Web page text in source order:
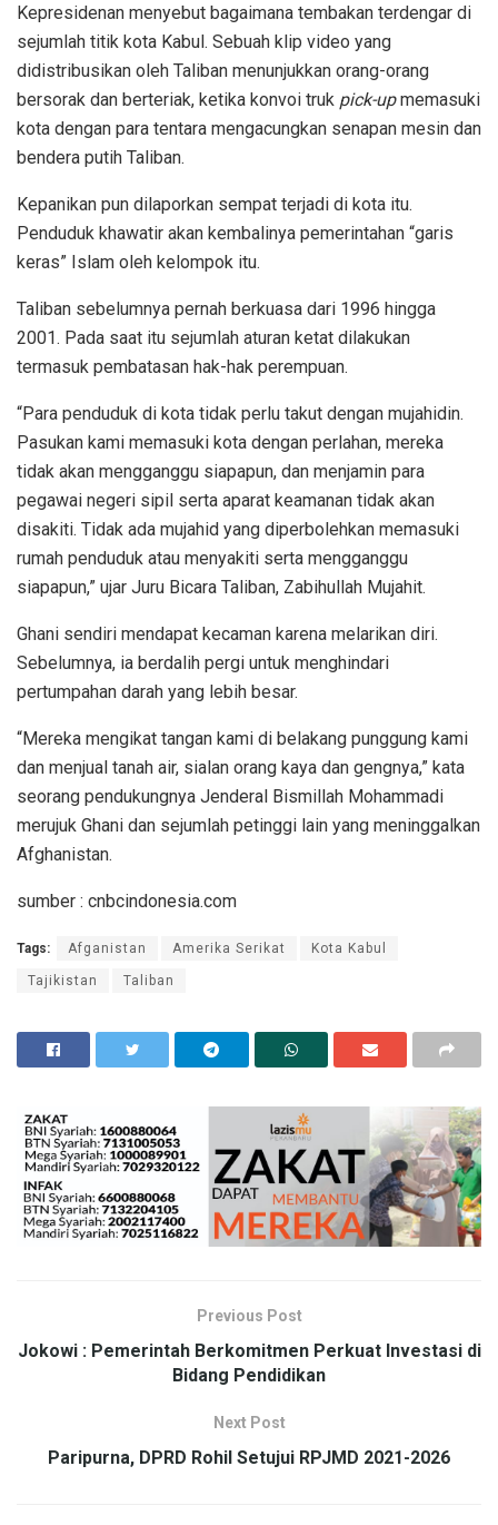
Kepresidenan menyebut bagaimana tembakan terdengar di
sejumlah titik kota Kabul. Sebuah klip video yang
didistribusikan oleh Taliban menunjukkan orang-orang
bersorak dan berteriak, ketika konvoi truk pick-upmemasuki
kota dengan para tentara mengacungkan senapan mesin dan
bendera putih Taliban.
Kepanikan pun dilaporkan sempat terjadi di kota itu.
Penduduk khawatir akan kembalinya pemerintahan “garis
keras” Islam oleh kelompok itu.
Taliban sebelumnya pernah berkuasa dari 1996 hingga
2001. Pada saat itu sejumlah aturan ketat dilakukan
termasuk pembatasan hak-hak perempuan.
“Para penduduk di kota tidak perlu takut dengan mujahidin.
Pasukan kami memasuki kota dengan perlahan, mereka
tidak akan mengganggu siapapun, dan menjamin para
pegawai negeri sipil serta aparat keamanan tidak akan
disakiti. Tidak ada mujahid yang diperbolehkan memasuki
rumah penduduk atau menyakiti serta mengganggu
siapapun,” ujar Juru Bicara Taliban, Zabihullah Mujahit.
Ghani sendiri mendapat kecaman karena melarikan diri.
Sebelumnya, ia berdalih pergi untuk menghindari
pertumpahan darah yang lebih besar.
“Mereka mengikat tangan kami di belakang punggung kami
dan menjual tanah air, sialan orang kaya dan gengnya,” kata
seorang pendukungnya Jenderal Bismillah Mohammadi
merujuk Ghani dan sejumlah petinggi lain yang meninggalkan
Afghanistan.
sumber : cnbcindonesia.com
Tags: Afganistan Amerika Serikat Kota Kabul
Tajikistan Taliban
Previous Post
Jokowi : Pemerintah Berkomitmen Perkuat Investasi di
Bidang Pendidikan
Next Post
Paripurna, DPRD Rohil Setujui RPJMD 2021-2026